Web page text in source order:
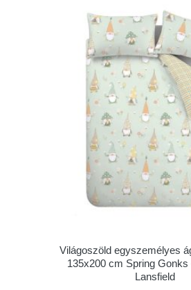
Világoszöld egyszemélyes
135x200 cm Spring Gonks
Lansfield